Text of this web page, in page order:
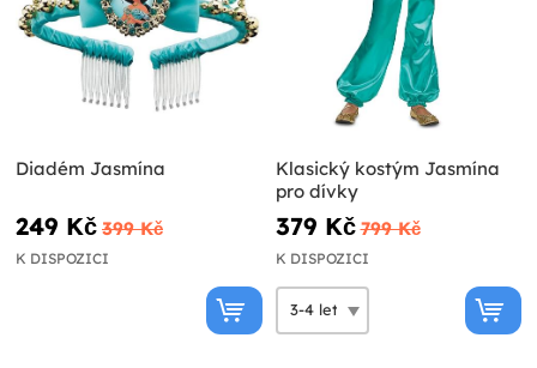
Diadém Jasmína
249 Kč 399 Kč
K DISPOZICI
Klasický kostým Jasmína
pro dívky
379 Kč 799 Kč
K DISPOZICI